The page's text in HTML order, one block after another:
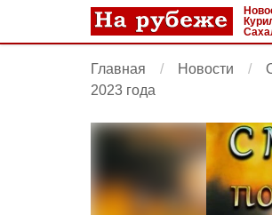
Главная Новости
2023 года